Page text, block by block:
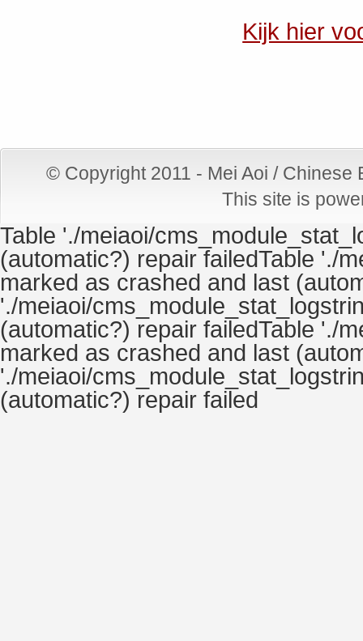
Kijk hier
© Copyright 2011 - Mei Aoi /
This site is
Table './meiaoi/
(automatic?) repair failedTable './
marked as crashed and last
'./meiaoi/
(automatic?) repair failedTable './
marked as crashed and last
'./meiaoi/
(automatic?) repair failed